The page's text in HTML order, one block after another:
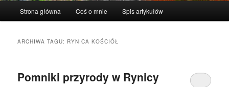
Strona główna Coś o mnie Spis artykułów
ARCHIWA TAGU: RYNICA KOŚCIÓŁ
Pomniki przyrody w Rynicy